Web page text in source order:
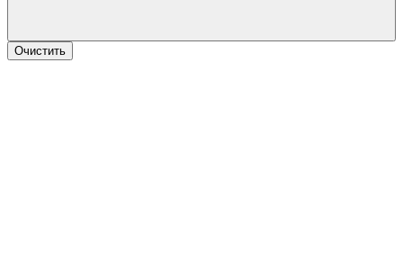
Очистить